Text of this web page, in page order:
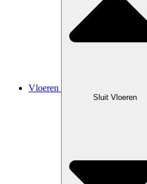
Vloeren
Sluit Vloeren